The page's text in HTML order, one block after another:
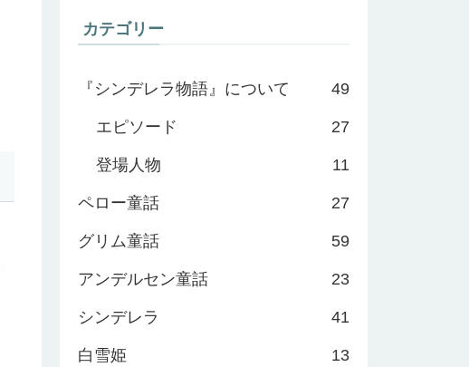
カテゴリー
『シンデレラ物語』について 49
エピソード 27
登場人物 11
ペロー童話 27
グリム童話 59
アンデルセン童話 23
シンデレラ 41
白雪姫 13